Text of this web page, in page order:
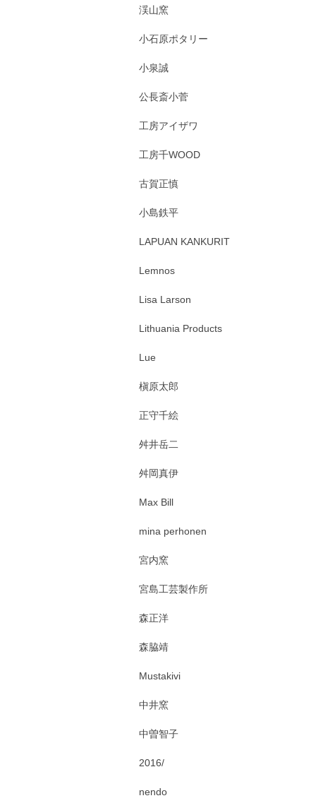
渓山窯
小石原ポタリー
小泉誠
公長斎小菅
工房アイザワ
工房千WOOD
古賀正慎
小島鉄平
LAPUAN KANKURIT
Lemnos
Lisa Larson
Lithuania Products
Lue
槇原太郎
正守千絵
舛井岳二
舛岡真伊
Max Bill
mina perhonen
宮内窯
宮島工芸製作所
森正洋
森脇靖
Mustakivi
中井窯
中曽智子
2016/
nendo